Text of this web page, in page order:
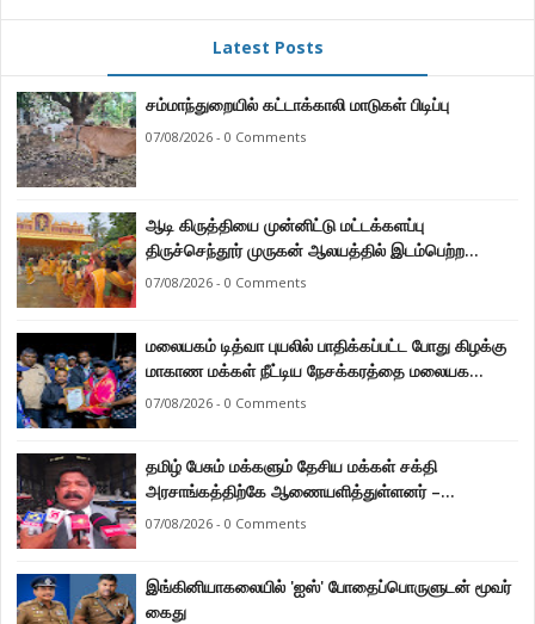
Latest Posts
சம்மாந்துறையில் கட்டாக்காலி மாடுகள் பிடிப்பு
07/08/2026 - 0 Comments
ஆடி கிருத்தியை முன்னிட்டு மட்டக்களப்பு
திருச்செந்தூர் முருகன் ஆலயத்தில் இடம்பெற்ற
பால்குட பவனி 1008 சங்கா ஆபிஷேக நிகழ்வு.
07/08/2026 - 0 Comments
மலையகம் டித்வா புயலில் பாதிக்கப்பட்ட போது கிழக்கு
மாகாண மக்கள் நீட்டிய நேசக்கரத்தை மலையக
மக்கள் ஒருபோதும் மறக்கமாட்டார்கள் : நுவரெலியா
07/08/2026 - 0 Comments
தமிழ் பேசும் மக்களும் தேசிய மக்கள் சக்தி
அரசாங்கத்திற்கே ஆணையளித்துள்ளனர் –
கடற்றொழில் அமைச்சர் இராமலிங்கம் சந்திரசேகர்
07/08/2026 - 0 Comments
இங்கினியாகலையில் 'ஐஸ்' போதைப்பொருளுடன் மூவர்
கைது